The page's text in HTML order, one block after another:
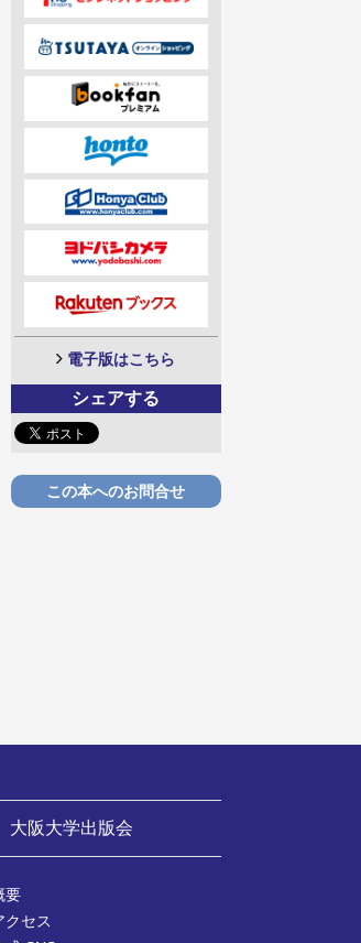
電子版はこちら
シェアする
この本へのお問合せ
大阪大学出版会
要
クセス